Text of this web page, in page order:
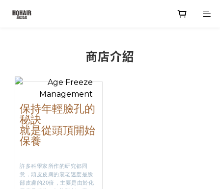
商店介紹
保持年輕臉孔的
秘訣
就是從頭頂開始
保養
許多科學家所作的研究都同
意，頭皮皮膚的衰老速度是臉
部皮膚的20倍，主要是由於化